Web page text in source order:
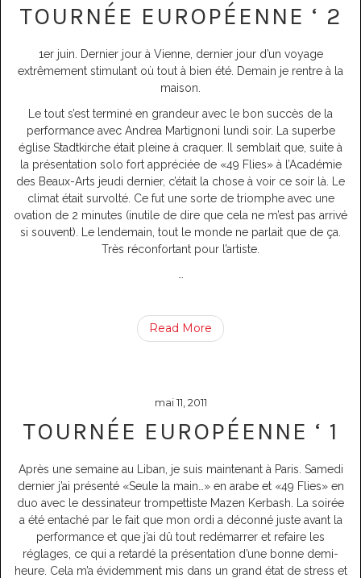
TOURNÉE EUROPÉENNE ‘ 2
1er juin. Dernier jour à Vienne, dernier jour d’un voyage
extrêmement stimulant où tout à bien été. Demain je rentre à la
maison.
Le tout s’est terminé en grandeur avec le bon succès de la
performance avec Andrea Martignoni lundi soir. La superbe
église Stadtkirche était pleine à craquer. Il semblait que, suite à
la présentation solo fort appréciée de «49 Flies» à l’Académie
des Beaux-Arts jeudi dernier, c’était la chose à voir ce soir là. Le
climat était survolté. Ce fut une sorte de triomphe avec une
ovation de 2 minutes (inutile de dire que cela ne m’est pas arrivé
si souvent). Le lendemain, tout le monde ne parlait que de ça.
Très réconfortant pour l’artiste.
Read More
mai 11, 2011
TOURNÉE EUROPÉENNE ‘ 1
Après une semaine au Liban, je suis maintenant à Paris. Samedi
dernier j’ai présenté «Seule la main…» en arabe et «49 Flies» en
duo avec le dessinateur trompettiste Mazen Kerbash. La soirée
a été entaché par le fait que mon ordi a déconné juste avant la
performance et que j’ai dû tout redémarrer et refaire les
réglages, ce qui a retardé la présentation d’une bonne demi-
heure. Cela m’a évidemment mis dans un grand état de stress et